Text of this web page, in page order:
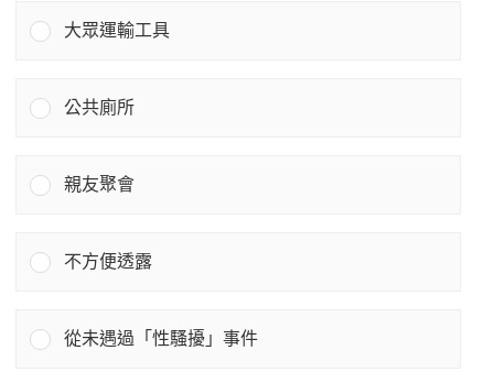
大眾運輸工具
公共廁所
親友聚會
不方便透露
從未遇過「性騷擾」事件